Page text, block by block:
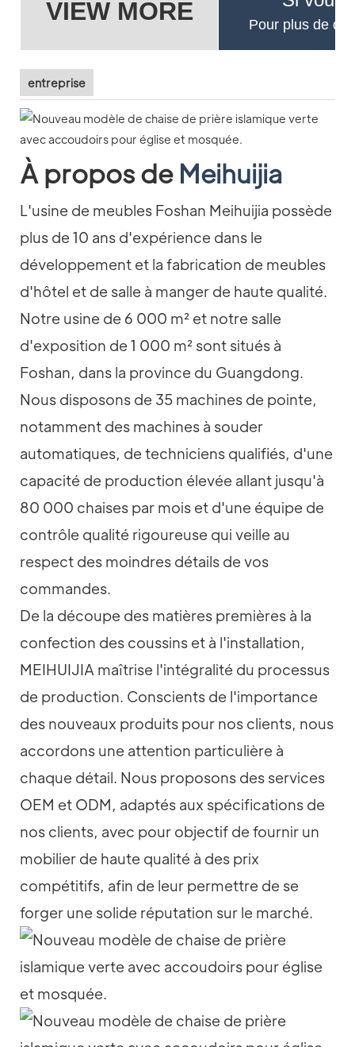
VIEW MORE Pour plus de
entreprise
À propos de Meihuijia
L'usine de meubles Foshan Meihuijia possède
plus de 10 ans d'expérience dans le
développement et la fabrication de meubles
d'hôtel et de salle à manger de haute qualité.
Notre usine de 6 000 m² et notre salle
d'exposition de 1 000 m² sont situés à
Foshan, dans la province du Guangdong.
Nous disposons de 35 machines de pointe,
notamment des machines à souder
automatiques, de techniciens qualifiés, d'une
capacité de production élevée allant jusqu'à
80 000 chaises par mois et d'une équipe de
contrôle qualité rigoureuse qui veille au
respect des moindres détails de vos
commandes.
De la découpe des matières premières à la
confection des coussins et à l'installation,
MEIHUIJIA maîtrise l'intégralité du processus
de production. Conscients de l'importance
des nouveaux produits pour nos clients, nous
accordons une attention particulière à
chaque détail. Nous proposons des services
OEM et ODM, adaptés aux spécifications de
nos clients, avec pour objectif de fournir un
mobilier de haute qualité à des prix
compétitifs, afin de leur permettre de se
forger une solide réputation sur le marché.